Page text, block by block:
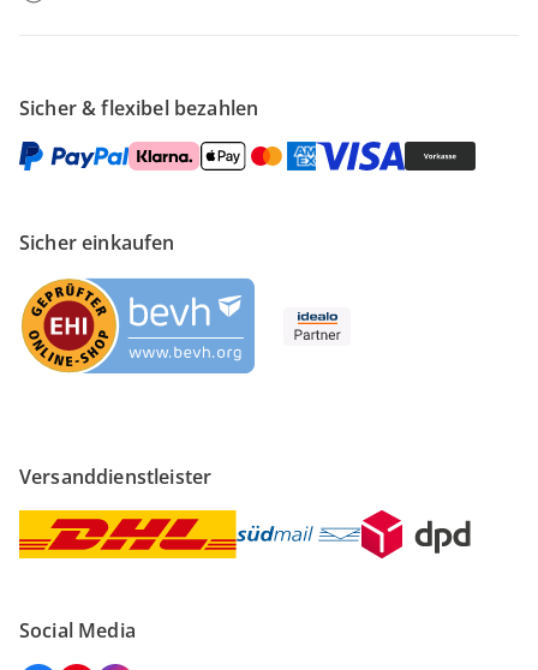
Sicher & flexibel bezahlen
Sicher einkaufen
Versanddienstleister
Social Media